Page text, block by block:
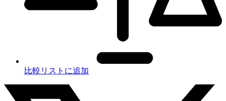
比較リストに追加